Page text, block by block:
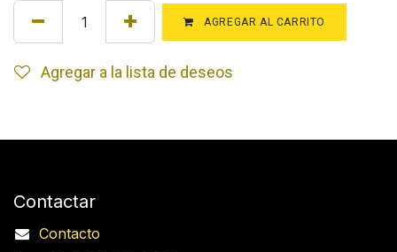
AGREGAR AL CARRITO
Agregar a la lista de deseos
Contactar
Contacto